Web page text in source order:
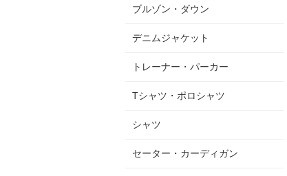
ブルゾン・ダウン
デニムジャケット
トレーナー・パーカー
Tシャツ・ポロシャツ
シャツ
セーター・カーディガン